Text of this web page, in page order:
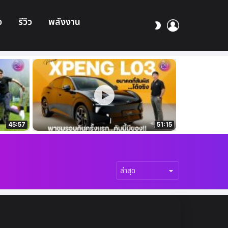
รีวิว พลังงาน
สลับ
45:57 51:15